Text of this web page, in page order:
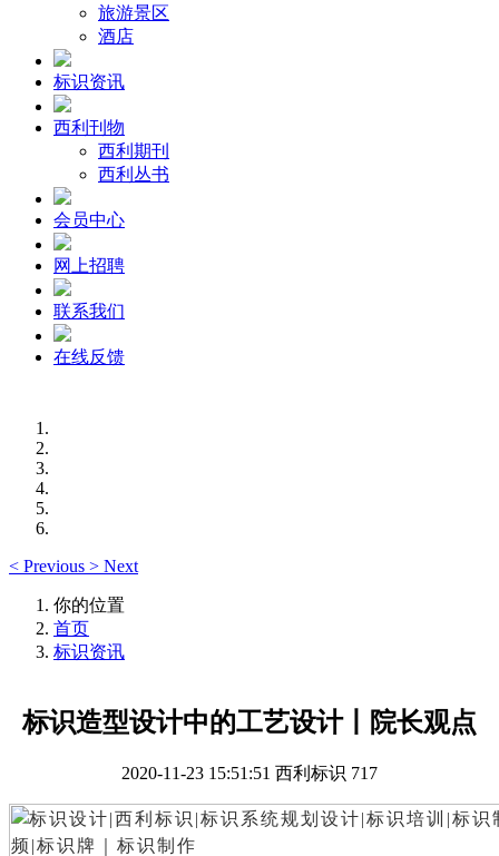
旅游景区
酒店
标识资讯
西利刊物
西利期刊
西利丛书
会员中心
网上招聘
联系我们
在线反馈
< Previous > Next
你的位置
首页
标识资讯
标识造型设计中的工艺设计丨院长观点
2020-11-23 15:51:51 西利标识 717